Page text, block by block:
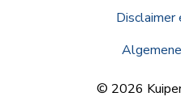
Disclaimer
© 2026